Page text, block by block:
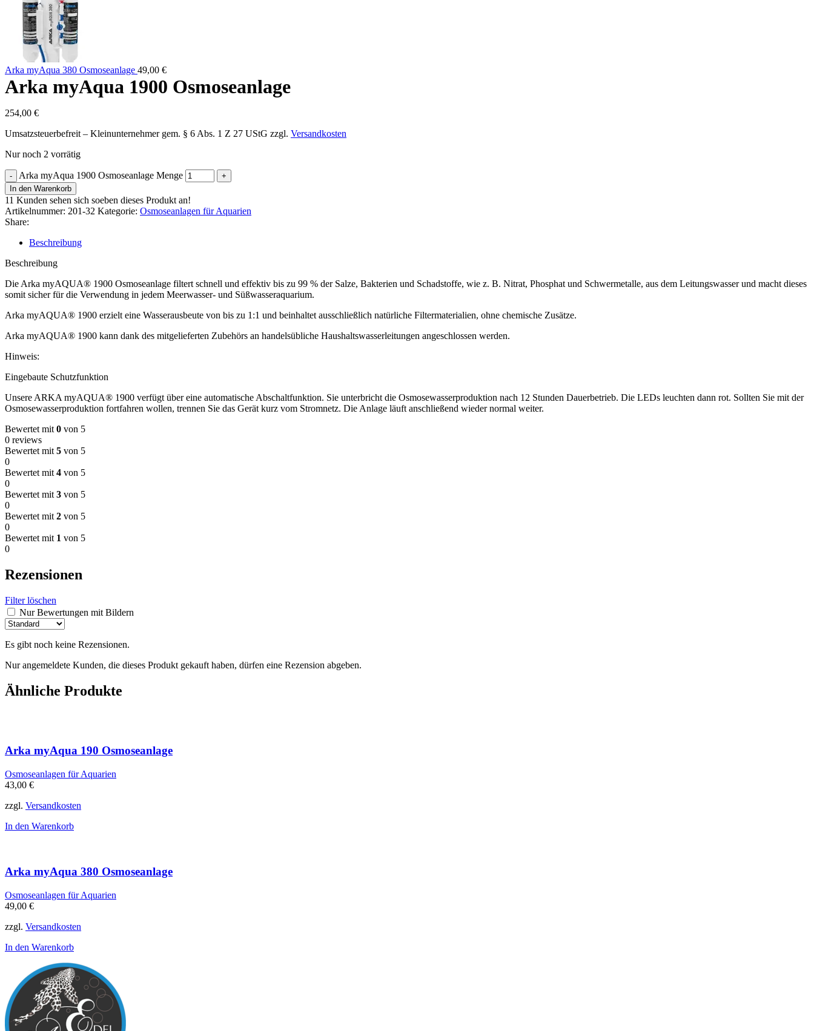
Arka myAqua 380 Osmoseanlage 49,00 €
Arka myAqua 1900 Osmoseanlage
254,00 €
Umsatzsteuerbefreit – Kleinunternehmer gem. § 6 Abs. 1 Z 27 UStG zzgl. Versandkosten
Nur noch 2 vorrätig
Arka myAqua 1900 Osmoseanlage Menge
In den Warenkorb
11 Kunden sehen sich soeben dieses Produkt an!
Artikelnummer: 201-32 Kategorie: Osmoseanlagen für Aquarien
Share:
Beschreibung
Beschreibung
Die Arka myAQUA® 1900 Osmoseanlage filtert schnell und effektiv bis zu 99 % der Salze, Bakterien und Schadstoffe, wie z. B. Nitrat, Phosphat und Schwermetalle, aus dem Leitungswasser und macht dieses
somit sicher für die Verwendung in jedem Meerwasser- und Süßwasseraquarium.
Arka myAQUA® 1900 erzielt eine Wasserausbeute von bis zu 1:1 und beinhaltet ausschließlich natürliche Filtermaterialien, ohne chemische Zusätze.
Arka myAQUA® 1900 kann dank des mitgelieferten Zubehörs an handelsübliche Haushaltswasserleitungen angeschlossen werden.
Hinweis:
Eingebaute Schutzfunktion
Unsere ARKA myAQUA® 1900 verfügt über eine automatische Abschaltfunktion. Sie unterbricht die Osmosewasserproduktion nach 12 Stunden Dauerbetrieb. Die LEDs leuchten dann rot. Sollten Sie mit der
Osmosewasserproduktion fortfahren wollen, trennen Sie das Gerät kurz vom Stromnetz. Die Anlage läuft anschließend wieder normal weiter.
Bewertet mit 0 von 5
0 reviews
Bewertet mit 5 von 5
0
Bewertet mit 4 von 5
0
Bewertet mit 3 von 5
0
Bewertet mit 2 von 5
0
Bewertet mit 1 von 5
0
Rezensionen
Filter löschen
Nur Bewertungen mit Bildern
Es gibt noch keine Rezensionen.
Nur angemeldete Kunden, die dieses Produkt gekauft haben, dürfen eine Rezension abgeben.
Ähnliche Produkte
Arka myAqua 190 Osmoseanlage
Osmoseanlagen für Aquarien
43,00 €
zzgl. Versandkosten
In den Warenkorb
Arka myAqua 380 Osmoseanlage
Osmoseanlagen für Aquarien
49,00 €
zzgl. Versandkosten
In den Warenkorb